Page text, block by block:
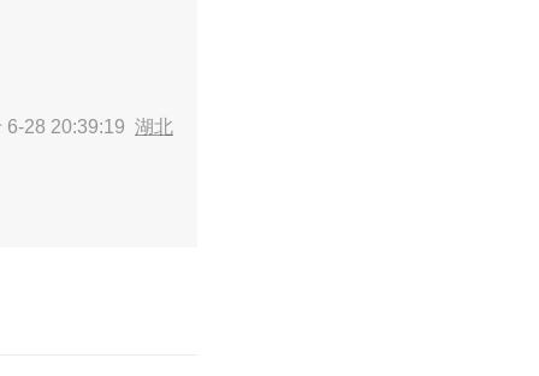
6-28 20:39:19 湖北